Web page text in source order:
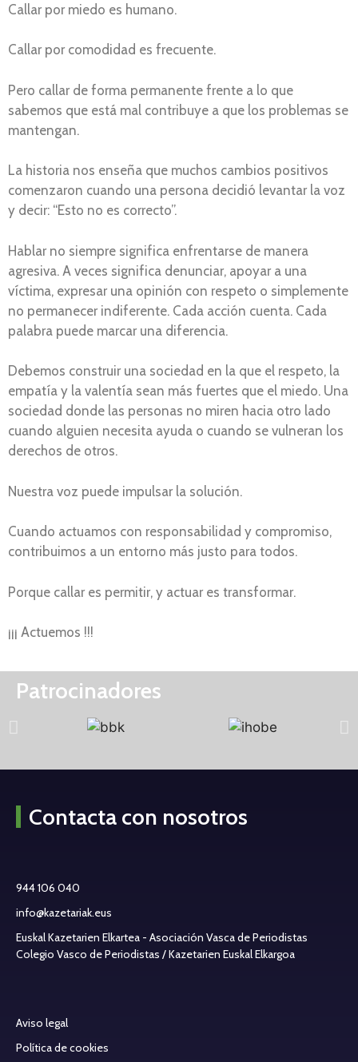
Callar por miedo es humano.
Callar por comodidad es frecuente.
Pero callar de forma permanente frente a lo que
sabemos que está mal contribuye a que los problemas se
mantengan.
La historia nos enseña que muchos cambios positivos
comenzaron cuando una persona decidió levantar la voz
y decir: “Esto no es correcto”.
Hablar no siempre significa enfrentarse de manera
agresiva. A veces significa denunciar, apoyar a una
víctima, expresar una opinión con respeto o simplemente
no permanecer indiferente. Cada acción cuenta. Cada
palabra puede marcar una diferencia.
Debemos construir una sociedad en la que el respeto, la
empatía y la valentía sean más fuertes que el miedo. Una
sociedad donde las personas no miren hacia otro lado
cuando alguien necesita ayuda o cuando se vulneran los
derechos de otros.
Nuestra voz puede impulsar la solución.
Cuando actuamos con responsabilidad y compromiso,
contribuimos a un entorno más justo para todos.
Porque callar es permitir, y actuar es transformar.
¡¡¡ Actuemos !!!
Patrocinadores
Contacta con nosotros
944 106 040
info@kazetariak.eus
Euskal Kazetarien Elkartea - Asociación Vasca de Periodistas
Colegio Vasco de Periodistas / Kazetarien Euskal Elkargoa
Aviso legal
Política de cookies